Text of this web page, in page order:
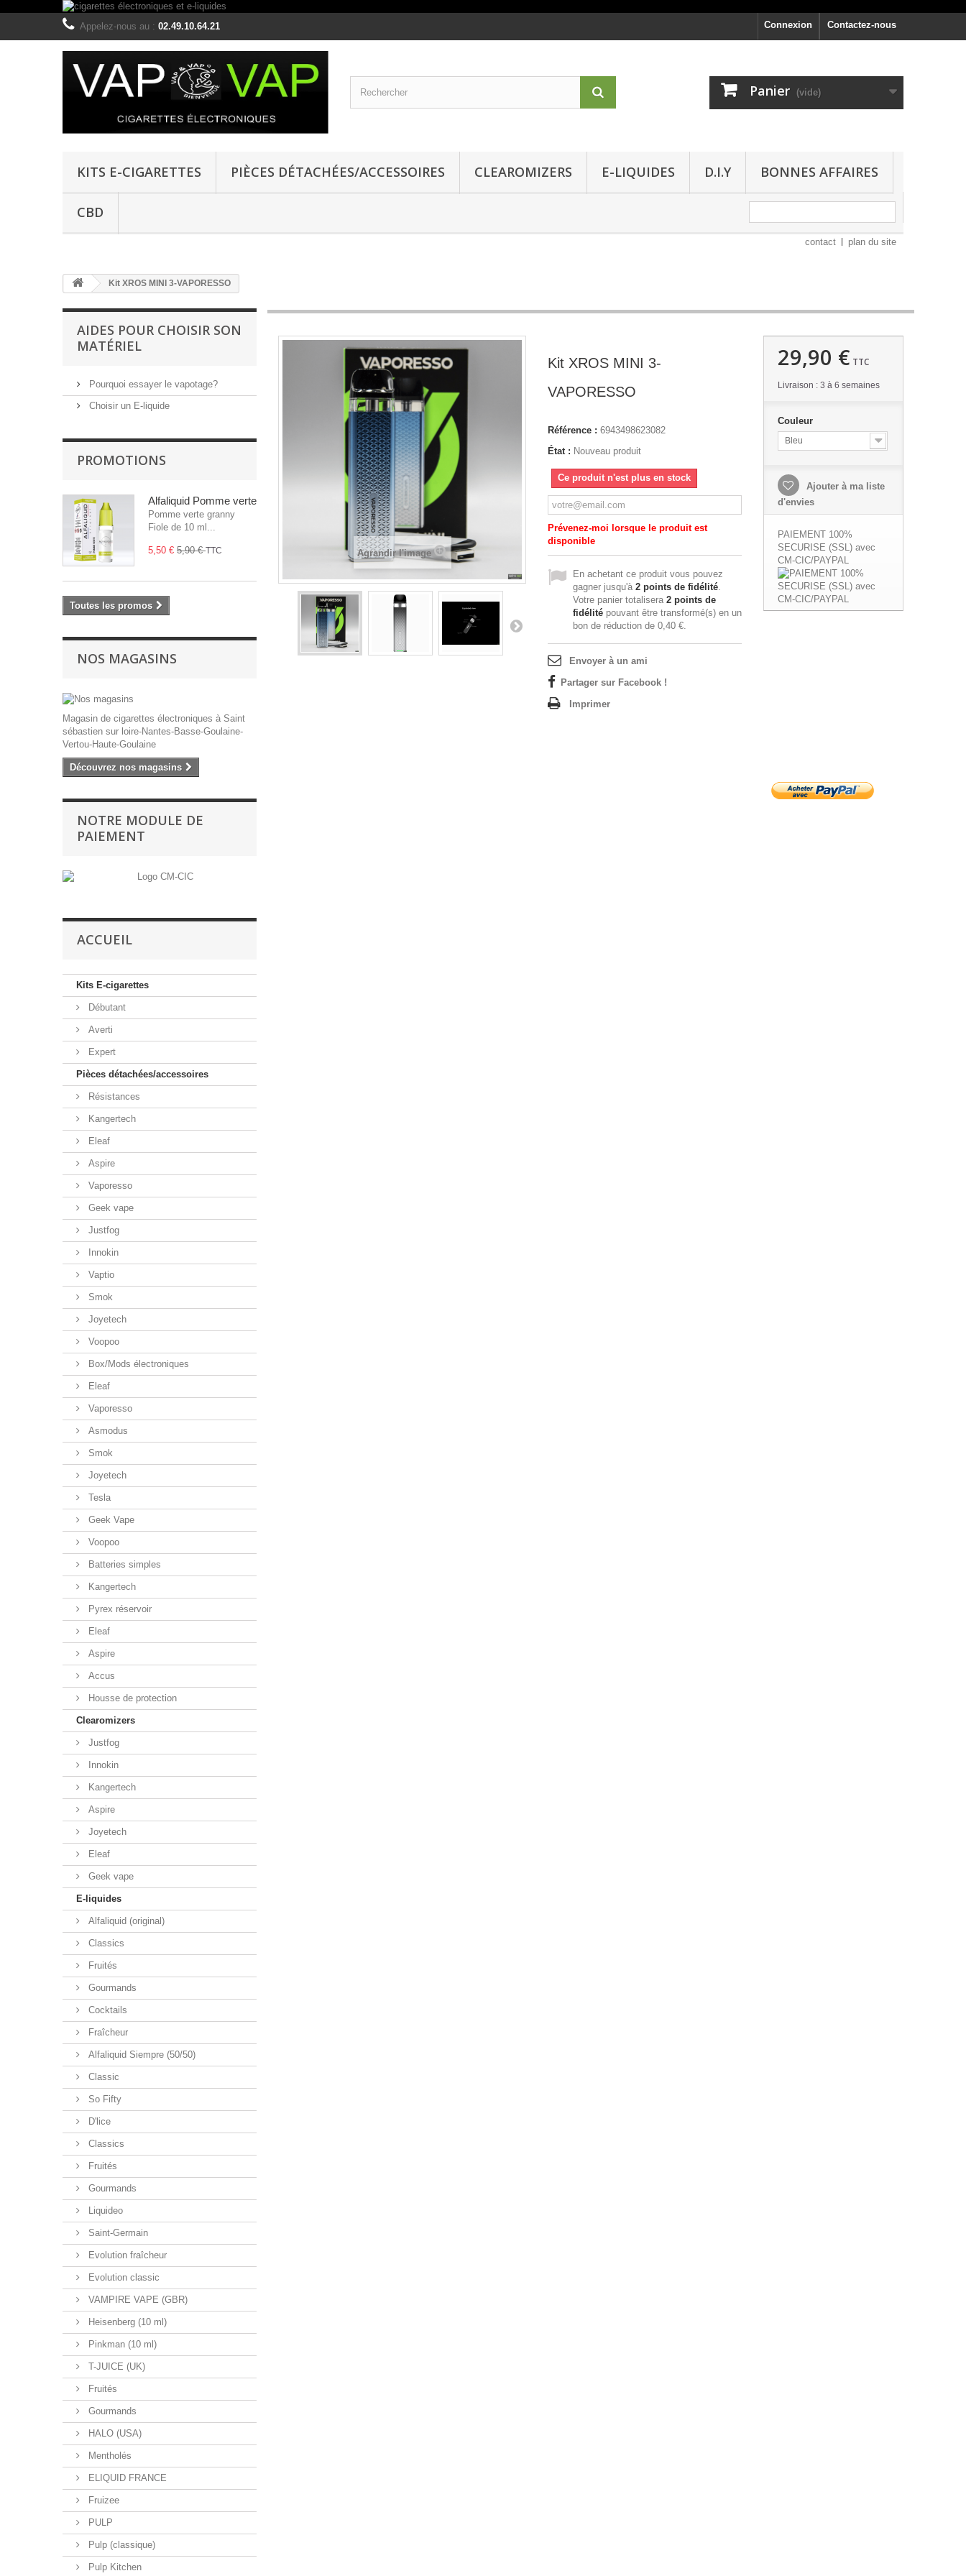
Contactez-nous
Appelez-nous au : 02.49.10.64.21 Connexion
Panier (vide)
KITS E-CIGARETTES PIÈCES DÉTACHÉES/ACCESSOIRES CLEAROMIZERS E-LIQUIDES D.I.Y BONNES AFFAIRES
CBD
contact plan du site
Kit XROS MINI 3-VAPORESSO
AIDES POUR CHOISIR SON
MATÉRIEL
Pourquoi essayer le vapotage?
Choisir un E-liquide
PROMOTIONS
Alfaliquid Pomme verte
Pomme verte granny
Fiole de 10 ml...
5,50 € 5,90 €TTC
Toutes les promos
NOS MAGASINS
Magasin de cigarettes électroniques à Saint
sébastien sur loire-Nantes-Basse-Goulaine-
Vertou-Haute-Goulaine
Découvrez nos magasins
NOTRE MODULE DE
PAIEMENT
ACCUEIL
Kits E-cigarettes
Débutant
Averti
Expert
Pièces détachées/accessoires
Résistances
Kangertech
Eleaf
Aspire
Vaporesso
Geek vape
Justfog
Innokin
Vaptio
Smok
Joyetech
Voopoo
Box/Mods électroniques
Eleaf
Vaporesso
Asmodus
Smok
Joyetech
Tesla
Geek Vape
Voopoo
Batteries simples
Kangertech
Pyrex réservoir
Eleaf
Aspire
Accus
Housse de protection
Clearomizers
Justfog
Innokin
Kangertech
Aspire
Joyetech
Eleaf
Geek vape
E-liquides
Alfaliquid (original)
Classics
Fruités
Gourmands
Cocktails
Fraîcheur
Alfaliquid Siempre (50/50)
Classic
So Fifty
D'lice
Classics
Fruités
Gourmands
Liquideo
Saint-Germain
Evolution fraîcheur
Evolution classic
VAMPIRE VAPE (GBR)
Heisenberg (10 ml)
Pinkman (10 ml)
T-JUICE (UK)
Fruités
Gourmands
HALO (USA)
Mentholés
ELIQUID FRANCE
Fruizee
PULP
Pulp (classique)
Pulp Kitchen
Agrandir l'image
Kit XROS MINI 3-
VAPORESSO
Référence : 6943498623082
État : Nouveau produit
Ce produit n'est plus en stock
Prévenez-moi lorsque le produit est
disponible
En achetant ce produit vous pouvez
gagner jusqu'à 2 points de fidélité.
Votre panier totalisera 2 points de
fidélité pouvant être transformé(s) en un
bon de réduction de 0,40 €.
Envoyer à un ami
Partager sur Facebook !
Imprimer
29,90 € TTC
Livraison : 3 à 6 semaines
Couleur
Bleu
Ajouter à ma liste
d'envies
PAIEMENT 100%
SECURISE (SSL) avec
CM-CIC/PAYPAL